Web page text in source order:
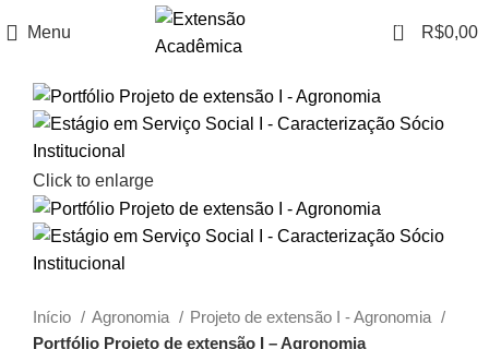
Menu 0 R$0,00
Click to enlarge
Início Agronomia
Projeto de extensão I - Agronomia
Portfólio Projeto de extensão I – Agronomia